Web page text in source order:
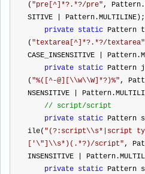
( "pre[^]*?.*?/pre",
SITIVE
Pattern.MULTILINE);
private static Pattern
( "textarea[^]*?.*?/textarea"
CASE_INSENSITIVE
private static Pattern
( "%([^-@][\\w\\W]*?)%",
NSENSITIVE
// script/script
private static Pattern
ile( " (?:script\\s*|script
['\"]\\s*)(.*?)/script",
INSENSITIVE
private static Pattern